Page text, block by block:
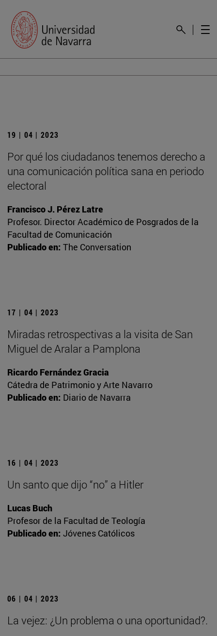
19 | 04 | 2023
Por qué los ciudadanos tenemos derecho a
una comunicación política sana en periodo
electoral
Francisco J. Pérez Latre
Profesor. Director Académico de Posgrados de la
Facultad de Comunicación
Publicado en: The Conversation
17 | 04 | 2023
Miradas retrospectivas a la visita de San
Miguel de Aralar a Pamplona
Ricardo Fernández Gracia
Cátedra de Patrimonio y Arte Navarro
Publicado en: Diario de Navarra
16 | 04 | 2023
Un santo que dijo “no” a Hitler
Lucas Buch
Profesor de la Facultad de Teología
Publicado en: Jóvenes Católicos
06 | 04 | 2023
La vejez: ¿Un problema o una oportunidad?.